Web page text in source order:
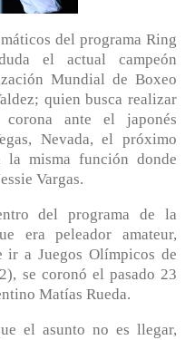
del programa Ring
el actual campeón
Mundial de Boxeo
quien busca realizar
ante el japonés
Nevada, el próximo
la misma función donde
Vargas.
del programa de la
era peleador amateur,
ir a Juegos Olímpicos de
se coronó el pasado 23
Matías Rueda.
el asunto no es llegar,